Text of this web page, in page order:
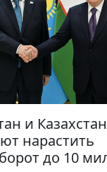
и Казахстан
нарастить
до 10